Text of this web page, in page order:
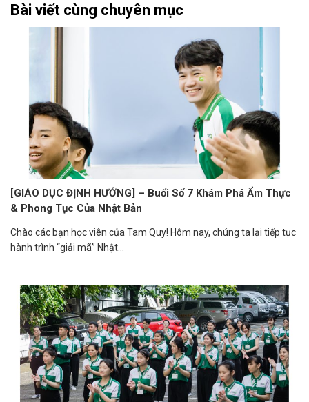
Bài viết cùng chuyên mục
[GIÁO DỤC ĐỊNH HƯỚNG] – Buổi Số 7 Khám Phá Ẩm Thực
& Phong Tục Của Nhật Bản
Chào các bạn học viên của Tam Quy! Hôm nay, chúng ta lại tiếp tục
hành trình “giải mã” Nhật...